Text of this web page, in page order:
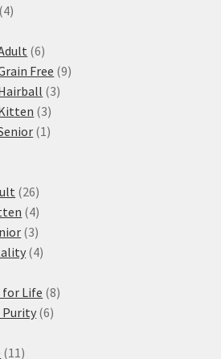
produkty
44
66
produktů
Free 99
33
33
produkty
1 1
2626
produktů
44
produkty
33
produkty
44
Life 88
Purity 66
11 11